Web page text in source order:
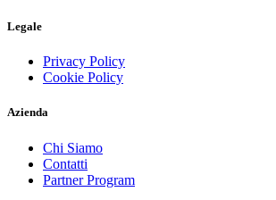
Legale
Privacy Policy
Cookie Policy
Azienda
Chi Siamo
Contatti
Partner Program